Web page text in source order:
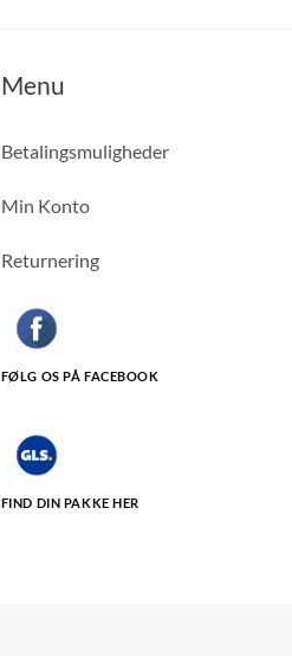
Menu
Betalingsmuligheder
Min Konto
Returnering
FØLG OS PÅ FACEBOOK
FIND DIN PAKKE HER